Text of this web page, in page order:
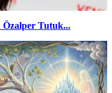
Özalper Tutuk...